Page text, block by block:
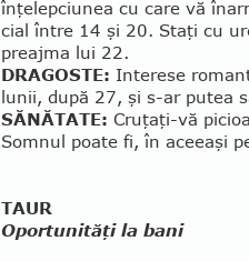
înţelepciunea cu care vă
cial între 14 şi 20. Staţi cu
preajma lui 22.
DRAGOSTE: Interese
lunii, după 27, şi s-ar putea
SĂNĂTATE: Cruţaţi-vă
Somnul poa­te fi, în aceeaşi
TAUR
Oportunităţi la bani